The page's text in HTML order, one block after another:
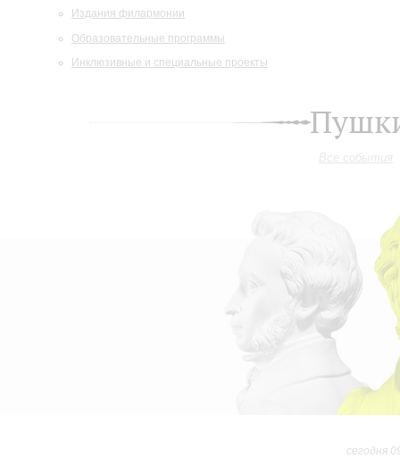
Издания филармонии
Образовательные программы
Инклюзивные и специальные проекты
Все события
сегодня